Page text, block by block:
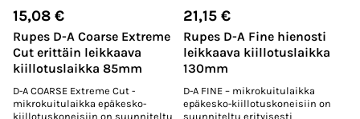
15,08 €
Rupes D-A Coarse Extreme
Cut erittäin leikkaava
kiillotuslaikka 85mm
D-A COARSE Extreme Cut -
mikrokuitulaikka epäkesko-
kiillotuskoneisiin on suunniteltu
21,15 €
Rupes D-A Fine hienosti
leikkaava kiillotuslaikka
130mm
D-A FINE – mikrokuitulaikka
epäkesko-kiillotuskoneisiin on
suunniteltu erityisesti